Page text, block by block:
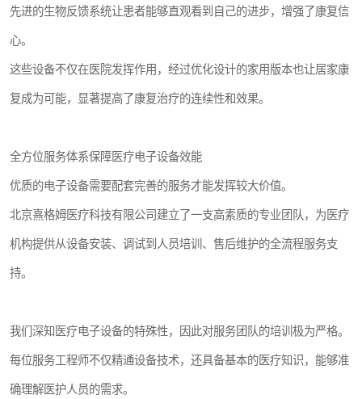
先进的生物反馈系统让患者能够直观看到自己的进步，增强了康复信
心。
这些设备不仅在医院发挥作用，经过优化设计的家用版本也让居家康
复成为可能，显著提高了康复治疗的连续性和效果。
全方位服务体系保障医疗电子设备效能
优质的电子设备需要配套完善的服务才能发挥较大价值。
北京熹格姆医疗科技有限公司建立了一支高素质的专业团队，为医疗
机构提供从设备安装、调试到人员培训、售后维护的全流程服务支
持。
我们深知医疗电子设备的特殊性，因此对服务团队的培训极为严格。
每位服务工程师不仅精通设备技术，还具备基本的医疗知识，能够准
确理解医护人员的需求。